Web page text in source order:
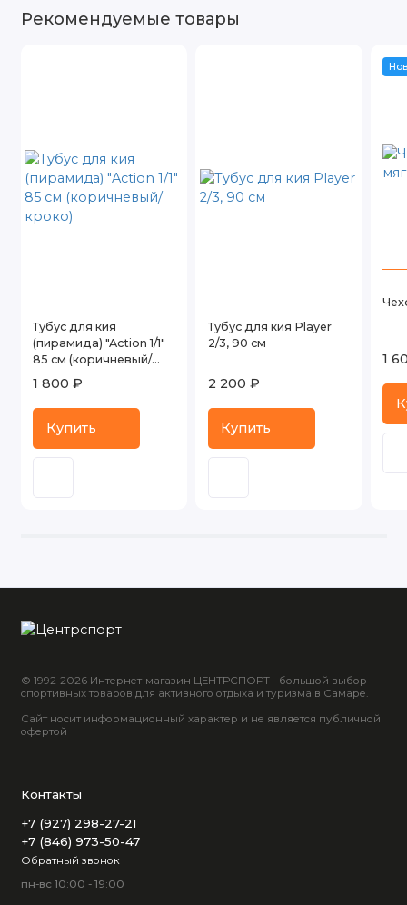
Рекомендуемые товары
Тубус для кия
(пирамида) "Action 1/1"
85 см (коричневый/
1 800 ₽
Купить
Тубус для кия Player
2/3, 90 см
2 200 ₽
Купить
1
© 1992-2026 Интернет-магазин ЦЕНТРСПОРТ - большой выбор
спортивных товаров для активного отдыха и туризма в Самаре.
Сайт носит информационный характер и не является публичной
офертой
Контакты
+7 (927) 298-27-21
+7 (846) 973-50-47
Обратный звонок
пн-вс 10:00 - 19:00